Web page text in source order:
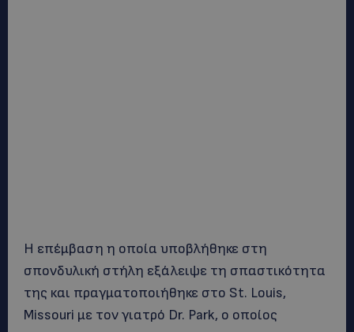
Η επέμβαση η οποία υποβλήθηκε στη
σπονδυλική στήλη εξάλειψε τη σπαστικότητα
της και πραγματοποιήθηκε στο St. Louis,
Missouri με τον γιατρό Dr. Park, ο οποίος